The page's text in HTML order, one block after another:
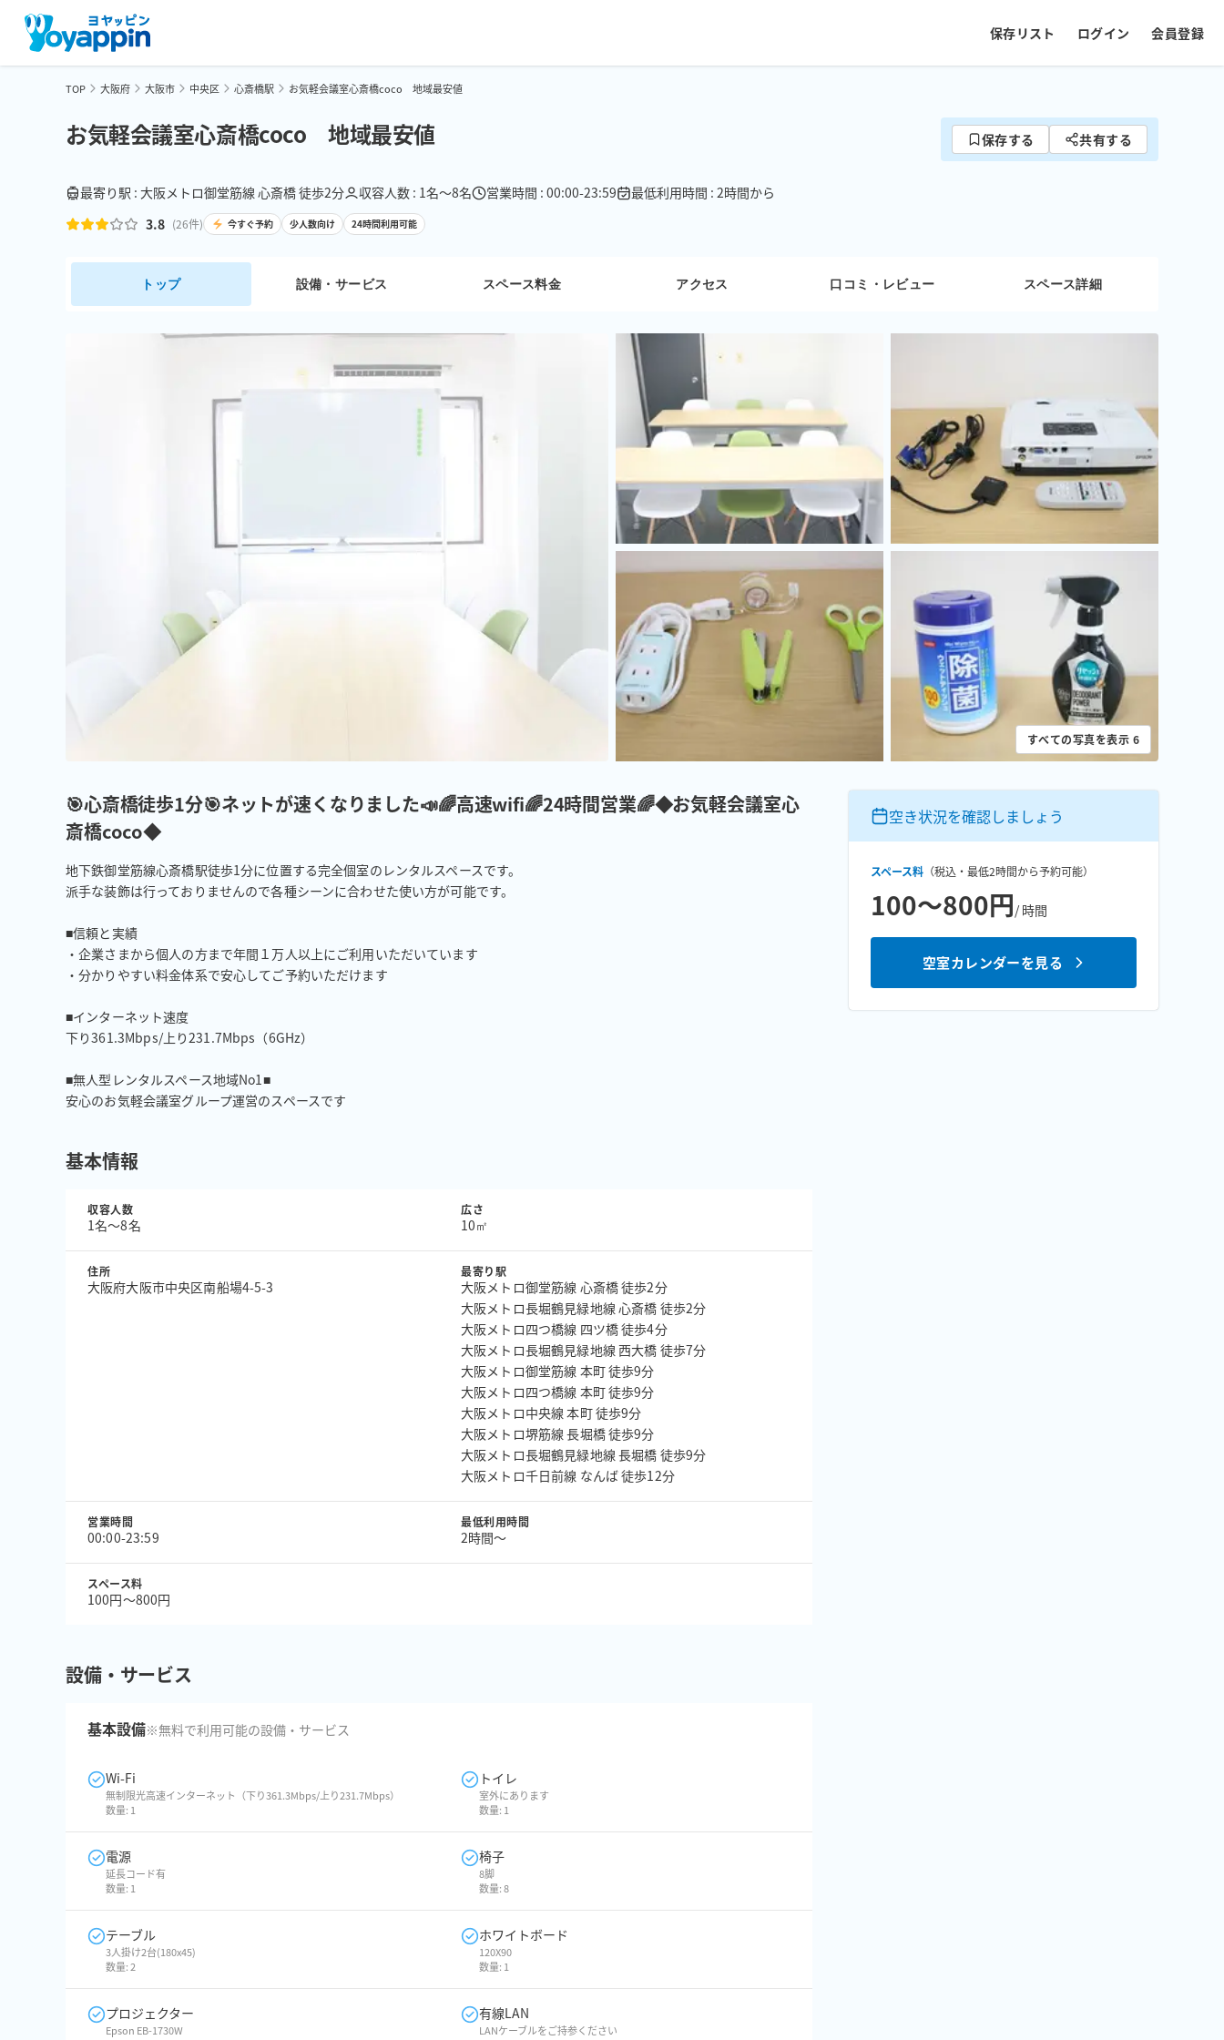
保存リスト ログイン 会員登録
TOP 大阪府 大阪市 中央区 心斎橋駅 お気軽会議室心斎橋coco 地域最安値
すべての写真を表示 6
お気軽会議室心斎橋coco 地域最安値 保存する 共有する
最寄り駅 : 大阪メトロ御堂筋線 心斎橋 徒歩2分 収容人数 : 1名〜8名 営業時間 : 00:00-23:59
最低利用時間 : 2時間から
3.8 (26件) 今すぐ予約 少人数向け 24時間利用可能
トップ 設備・サービス スペース料金 アクセス 口コミ・レビュー スペース詳細
🎯心斎橋徒歩1分🎯ネットが速くなりました📣🌈高速wifi🌈24時間営業🌈◆お気軽会議室心
斎橋coco◆
地下鉄御堂筋線心斎橋駅徒歩1分に位置する完全個室のレンタルスペースです。
派手な装飾は行っておりませんので各種シーンに合わせた使い方が可能です。
■信頼と実績
・企業さまから個人の方まで年間１万人以上にご利用いただいています
・分かりやすい料金体系で安心してご予約いただけます
■インターネット速度
下り361.3Mbps/上り231.7Mbps（6GHz）
■無人型レンタルスペース地域No1■
安心のお気軽会議室グループ運営のスペースです
基本情報
収容人数
1名〜8名
広さ
10㎡
住所
大阪府大阪市中央区南船場4-5-3
最寄り駅
大阪メトロ御堂筋線 心斎橋 徒歩2分
大阪メトロ長堀鶴見緑地線 心斎橋 徒歩2分
大阪メトロ四つ橋線 四ツ橋 徒歩4分
大阪メトロ長堀鶴見緑地線 西大橋 徒歩7分
大阪メトロ御堂筋線 本町 徒歩9分
大阪メトロ四つ橋線 本町 徒歩9分
大阪メトロ中央線 本町 徒歩9分
大阪メトロ堺筋線 長堀橋 徒歩9分
大阪メトロ長堀鶴見緑地線 長堀橋 徒歩9分
大阪メトロ千日前線 なんば 徒歩12分
営業時間
00:00-23:59
最低利用時間
2時間〜
スペース料
100円〜800円
設備・サービス
基本設備※無料で利用可能の設備・サービス
Wi-Fi
無制限光高速インターネット（下り361.3Mbps/上り231.7Mbps）
数量: 1
トイレ
室外にあります
数量: 1
電源
延長コード有
数量: 1
椅子
8脚
数量:8
テーブル
3人掛け2台(180x45)
数量:2
ホワイトボード
120X90
数量: 1
プロジェクター
Epson EB-1730W
有線LAN
LANケーブルをご持参ください
空き状況を確認しましょう
スペース料 （税込・最低2時間から予約可能）
100〜800円/ 時間
空室カレンダーを見る